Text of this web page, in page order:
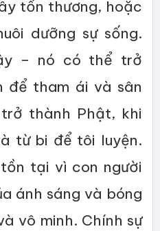
tổn thương, hoặc
dưỡng sự sống.
– nó có thể trở
để tham ái và sân
thành Phật, khi
từ bi để tôi luyện.
tại vì con người
ánh sáng và bóng
vô minh. Chính sự